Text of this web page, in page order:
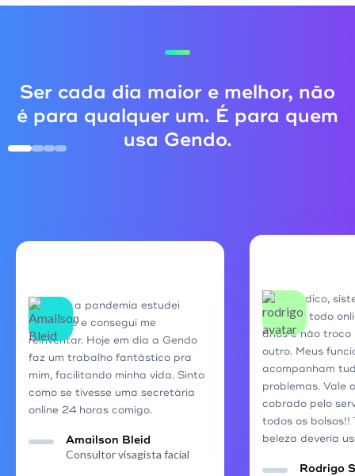
Ser cada dia maior e melhor, não
é para qualquer um. É para quem
usa Gendo.
Durante a pandemia estudei
bastante e consegui me
reinventar. Hoje em dia a Gendo
faz um trabalho fantástico pra
mim, facilitando minha vida. Sinto
como se tivesse uma secretária
online 24 horas comigo.
Amailson Bleid
Consultor visagista facial
Super indico,
rápido e todo
anos e não troco
outro. Meus
acompanham
problemas. Vale
cobrado pelo
todos os bolsos!!
beleza deveria
Rodrigo